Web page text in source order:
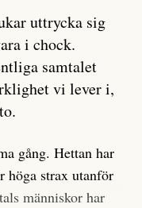
uttrycka sig
i chock.
samtalet
vi lever i,
gång. Hettan har
höga strax utanför
människor har